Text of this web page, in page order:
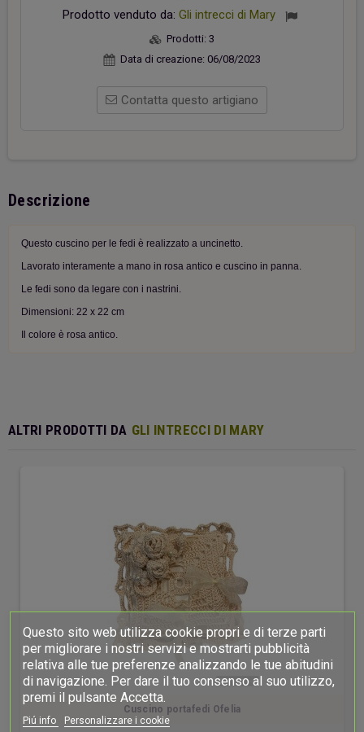
Prodotto venduto da: Gli intrecci di Mary
Prodotti: 3
Data di creazione: 06/08/2023
Contatta questo artigiano
Descrizione
Questo cuscino per le fedi è realizzato a uncinetto.
Lavorato interamente a mano in rosa antico e cuscino in panna.
Le fedi sono da legare con i nastrini.
Dimensioni: 22 x 22 cm
Il colore è rosa antico.
ALTRI PRODOTTI DA GLI INTRECCI DI MARY
Cuscino portafedi Ofelia
Questo sito web utilizza cookie propri e di terze parti
per migliorare i nostri servizi e mostrarti pubblicità
relativa alle tue preferenze analizzando le tue abitudini
di navigazione. Per dare il tuo consenso al suo utilizzo,
premi il pulsante Accetta.
Piú info Personalizzare i cookie